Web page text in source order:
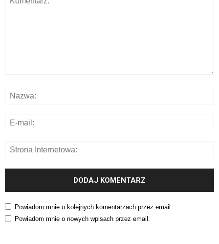
Powiadom mnie o kolejnych komentarzach przez email.
Powiadom mnie o nowych wpisach przez email.